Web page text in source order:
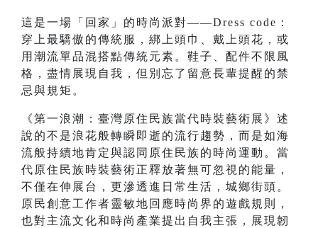
這是一場「回家」的時尚派對——Dress code：
穿上最驕傲的傳統服，綁上頭巾、戴上頭花，或
用潮流單品混搭點傳統元素。鞋子、配件不限風
格，盡情展現自我，但別忘了留意長輩提醒的禁
忌與規矩。
《第一浪潮：臺灣原住民族當代時裝藝術展》述
說的不是浪花般轉瞬即逝的流行趨勢，而是如海
流般持續地肯定與認同原住民族的時尚運動。當
代原住民族時裝藝術正釋放著無可忽視的能量，
不僅在伸展台，更滲透進日常生活，城鄉街頭。
原民創意工作者靈敏地回應時尚界的遊戲規則，
也對主流文化和時尚產業提出自我主張，展現韌